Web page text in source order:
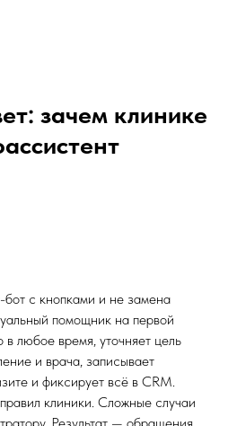
зачем клинике
с кнопками и не замена
помощник на первой
в любое время, уточняет цель
и врача, записывает
и фиксирует всё в CRM.
клиники. Сложные случаи